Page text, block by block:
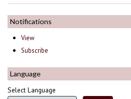
Notifications
View
Subscribe
Language
Select Language